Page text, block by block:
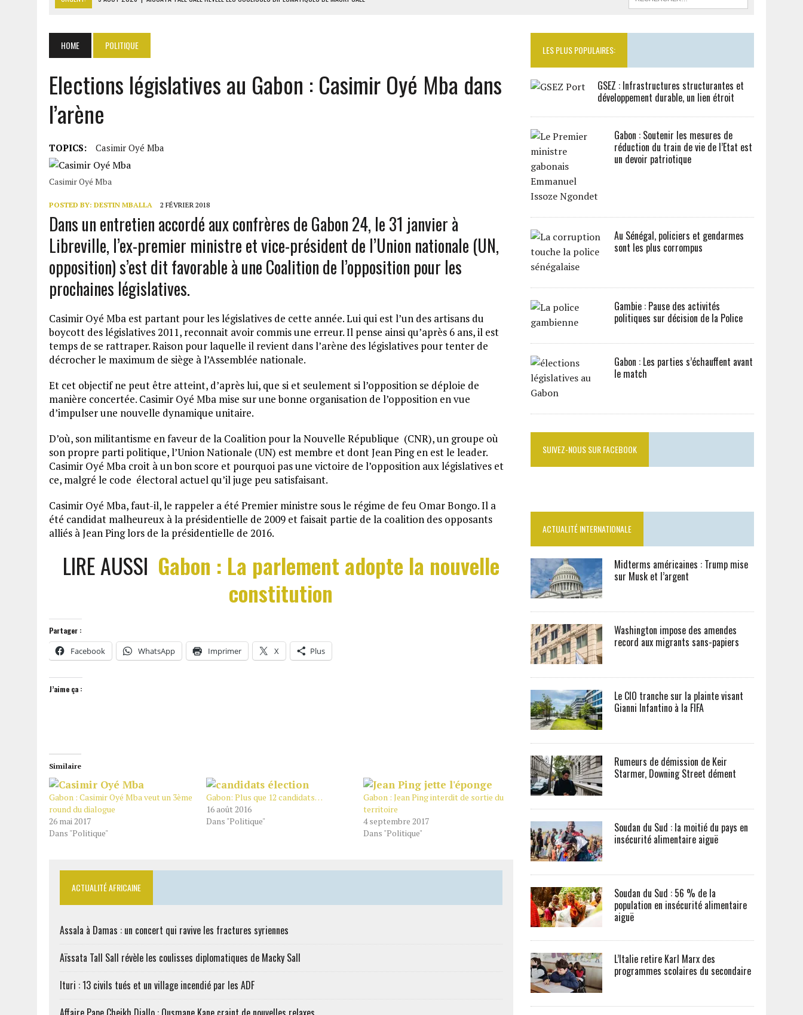
9 AOÛT 2026 | GABON : 46 000 ÉLÈVES DU PRIMAIRE AFFECTÉS EN CLASSE DE SIXIÈME
9 AOÛT 2026
ASSALA À DAMAS : UN CONCERT QUI RAVIVE LES FRACTURES SYRIENNES
HOME POLITIQUE
Elections législatives au Gabon : Casimir Oyé Mba dans
l’arène
TOPICS: Casimir Oyé Mba
Casimir Oyé Mba
POSTED BY: DESTIN MBALLA 2 FÉVRIER 2018
Dans un entretien accordé aux confrères de Gabon 24, le 31 janvier à
Libreville, l’ex-premier ministre et vice-président de l’Union nationale (UN,
opposition) s’est dit favorable à une Coalition de l’opposition pour les
prochaines législatives.
Casimir Oyé Mba est partant pour les législatives de cette année. Lui qui est l’un des artisans du
boycott des législatives 2011, reconnait avoir commis une erreur. Il pense ainsi qu’après 6 ans, il est
temps de se rattraper. Raison pour laquelle il revient dans l’arène des législatives pour tenter de
décrocher le maximum de siège à l’Assemblée nationale.
Et cet objectif ne peut être atteint, d’après lui, que si et seulement si l’opposition se déploie de
manière concertée. Casimir Oyé Mba mise sur une bonne organisation de l’opposition en vue
d’impulser une nouvelle dynamique unitaire.
D’où, son militantisme en faveur de la Coalition pour la Nouvelle République (CNR), un groupe où
son propre parti politique, l’Union Nationale (UN) est membre et dont Jean Ping en est le leader.
Casimir Oyé Mba croit à un bon score et pourquoi pas une victoire de l’opposition aux législatives et
ce, malgré le code électoral actuel qu’il juge peu satisfaisant.
Casimir Oyé Mba, faut-il, le rappeler a été Premier ministre sous le régime de feu Omar Bongo. Il a
été candidat malheureux à la présidentielle de 2009 et faisait partie de la coalition des opposants
alliés à Jean Ping lors de la présidentielle de 2016.
LIRE AUSSI Gabon : La parlement adopte la nouvelle
constitution
Partager :
Facebook WhatsApp Imprimer X Plus
J’aime ça :
Similaire
Gabon : Casimir Oyé Mba veut un 3ème
round du dialogue
26 mai 2017
Dans "Politique"
Gabon: Plus que 12 candidats…
16 août 2016
Dans "Politique"
Gabon : Jean Ping interdit de sortie du
territoire
4 septembre 2017
Dans "Politique"
ACTUALITÉ AFRICAINE
Assala à Damas : un concert qui ravive les fractures syriennes
Aïssata Tall Sall révèle les coulisses diplomatiques de Macky Sall
Ituri : 13 civils tués et un village incendié par les ADF
LES PLUS POPULAIRES:
GSEZ : Infrastructures structurantes et
développement durable, un lien étroit
Gabon : Soutenir les mesures de
réduction du train de vie de l’Etat est
un devoir patriotique
Au Sénégal, policiers et gendarmes
sont les plus corrompus
Gambie : Pause des activités
politiques sur décision de la Police
Gabon : Les parties s’échauffent avant
le match
SUIVEZ-NOUS SUR FACEBOOK
ACTUALITÉ INTERNATIONALE
Midterms américaines : Trump mise
sur Musk et l’argent
Washington impose des amendes
record aux migrants sans-papiers
Le CIO tranche sur la plainte visant
Gianni Infantino à la FIFA
Rumeurs de démission de Keir
Starmer, Downing Street dément
Soudan du Sud : la moitié du pays en
insécurité alimentaire aiguë
Soudan du Sud : 56 % de la
population en insécurité alimentaire
aiguë
L’Italie retire Karl Marx des
programmes scolaires du secondaire